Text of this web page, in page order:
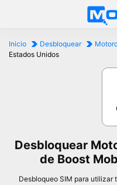
Inicio Desbloquear
Estados Unidos
Desbloquear
de Boost
Desbloqueo SIM para utilizar